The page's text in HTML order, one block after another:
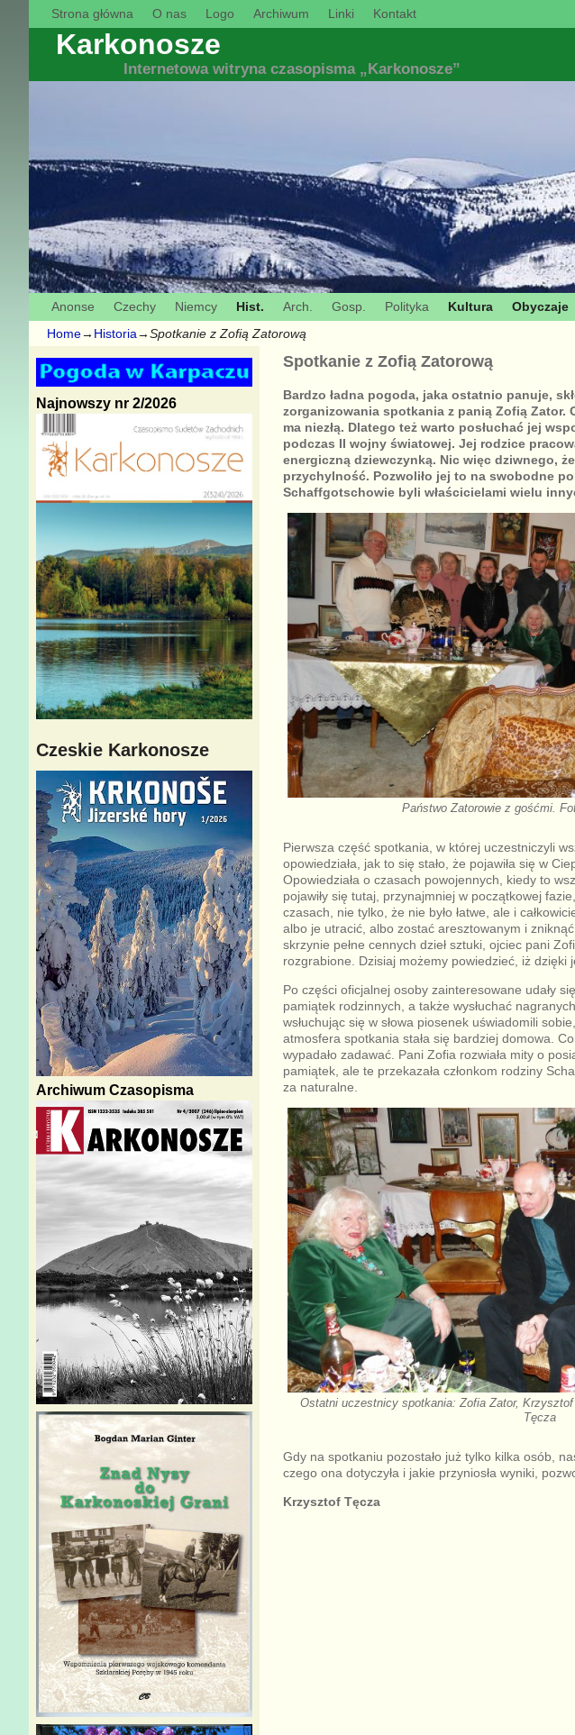
Strona główna O nas Logo Archiwum Linki Kontakt
Karkonosze
Internetowa witryna czasopisma „Karkonosze”
Anonse Czechy Niemcy Hist. Arch. Gosp. Polityka Kultura Obyczaje
Home→ Historia→Spotkanie z Zofią Zatorową
Spotkanie z Zofią Zatorową
Bardzo ładna pogoda, jaka ostatnio panuje,
zorganizowania spotkania z panią Zofią Zator.
ma niezłą. Dlatego też warto posłuchać jej
podczas II wojny światowej. Jej rodzice
energiczną dziewczynką. Nic więc dziwnego,
przychylność. Pozwoliło jej to na swobodne
Schaffgotschowie byli właścicielami wielu
Państwo Zatorowie z gośćmi.
Pierwsza część spotkania, w której uczestniczyli
opowiedziała, jak to się stało, że pojawiła się w
Opowiedziała o czasach powojennych, kiedy to
pojawiły się tutaj, przynajmniej w początkowej
czasach, nie tylko, że nie było łatwe, ale i
albo je utracić, albo zostać aresztowanym i
skrzynie pełne cennych dzieł sztuki, ojciec pani
rozgrabione. Dzisiaj możemy powiedzieć, iż dzięki
Po części oficjalnej osoby zainteresowane udały
pamiątek rodzinnych, a także wysłuchać
wsłuchując się w słowa piosenek uświadomili
atmosfera spotkania stała się bardziej domowa.
wypadało zadawać. Pani Zofia rozwiała mity o
pamiątek, ale te przekazała członkom rodziny
za naturalne.
Ostatni uczestnicy spotkania: Zofia Zator,
Tęcza
Gdy na spotkaniu pozostało już tylko kilka osób,
czego ona dotyczyła i jakie przyniosła wyniki,
Krzysztof Tęcza
Najnowszy nr 2/2026
Czeskie Karkonosze
Archiwum Czasopisma